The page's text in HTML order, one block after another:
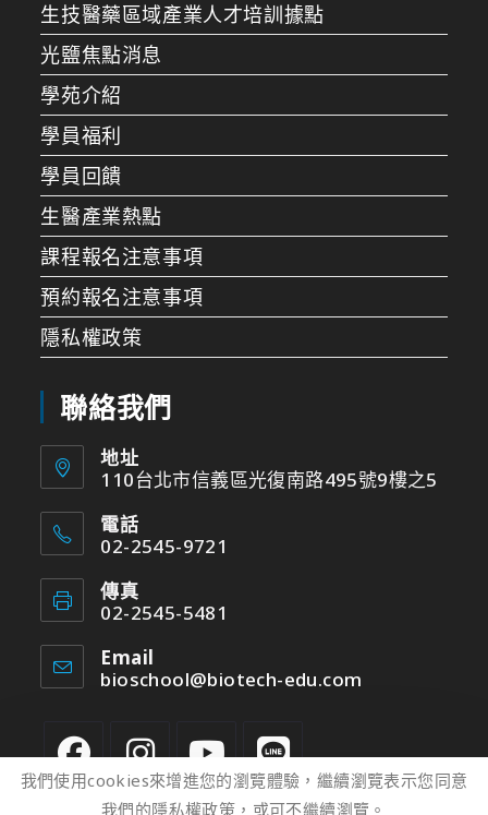
生技醫藥區域產業人才培訓據點
光鹽焦點消息
學苑介紹
學員福利
學員回饋
生醫產業熱點
課程報名注意事項
預約報名注意事項
隱私權政策
聯絡我們
地址
110台北市信義區光復南路495號9樓之5
電話
02-2545-9721
傳真
02-2545-5481
Email
bioschool@biotech-edu.com
我們使用cookies來增進您的瀏覽體驗，繼續瀏覽表示您同意
我們的隱私權政策，或可不繼續瀏覽。